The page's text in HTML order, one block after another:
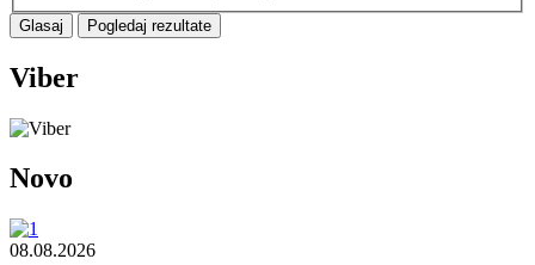
Viber
Novo
08.08.2026